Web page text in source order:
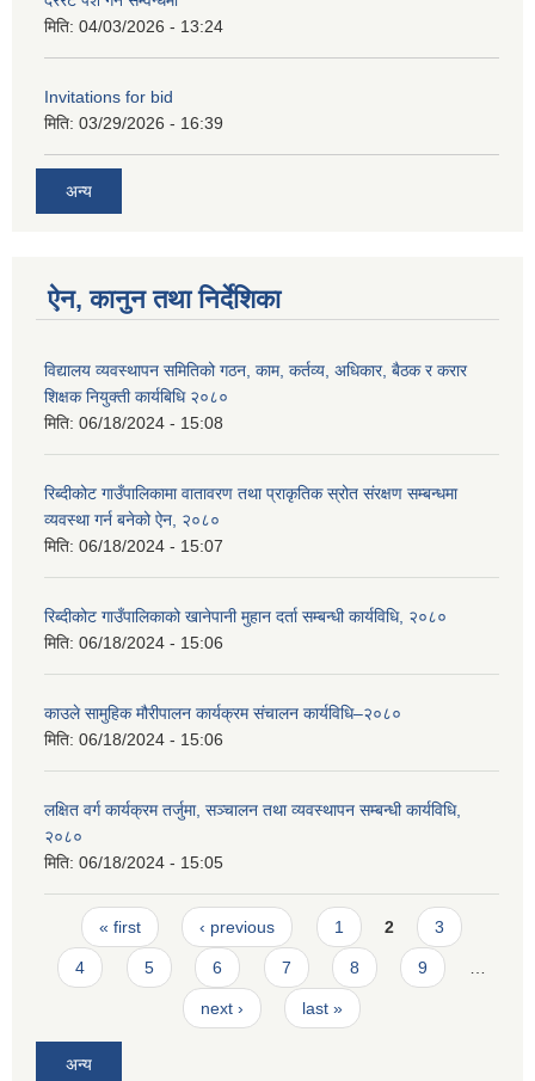
मिति: 04/03/2026 - 13:24
Invitations for bid
मिति: 03/29/2026 - 16:39
अन्य
ऐन, कानुन तथा निर्देशिका
विद्यालय व्यवस्थापन समितिको गठन, काम, कर्तव्य, अधिकार, बैठक र करार
शिक्षक नियुक्ती कार्यबिधि २०८०
मिति: 06/18/2024 - 15:08
रिब्दीकोट गाउँपालिकामा वातावरण तथा प्राकृतिक स्रोत संरक्षण सम्बन्धमा
व्यवस्था गर्न बनेको ऐन, २०८०
मिति: 06/18/2024 - 15:07
रिब्दीकोट गाउँपालिकाको खानेपानी मुहान दर्ता सम्बन्धी कार्यविधि, २०८०
मिति: 06/18/2024 - 15:06
काउले सामुहिक मौरीपालन कार्यक्रम संचालन कार्यविधि–२०८०
मिति: 06/18/2024 - 15:06
लक्षित वर्ग कार्यक्रम तर्जुमा, सञ्चालन तथा व्यवस्थापन सम्बन्धी कार्यविधि,
२०८०
मिति: 06/18/2024 - 15:05
Pages
« first ‹ previous 1 2 3
4 5 6 7 8 9 …
next › last »
अन्य